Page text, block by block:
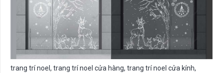
trang trí noel, trang trí noel cửa hàng, trang trí noel cửa kính,